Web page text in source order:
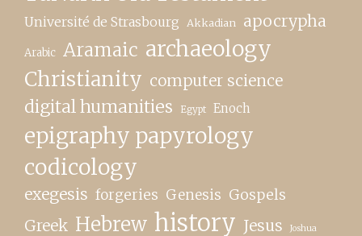
Université de Strasbourg Akkadian apocrypha
Arabic Aramaic archaeology
Christianity computer science
digital humanities Egypt Enoch
epigraphy papyrology
codicology
exegesis forgeries Genesis Gospels
Greek Hebrew history Jesus Joshua